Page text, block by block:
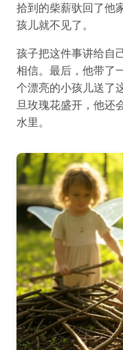
拾到的柴薪驮回了他
孩儿就不见了。
孩子把这件事讲给自
相信。最后，他带了
个漂亮的小孩儿送了
旦玫瑰花盛开，他还
水里。